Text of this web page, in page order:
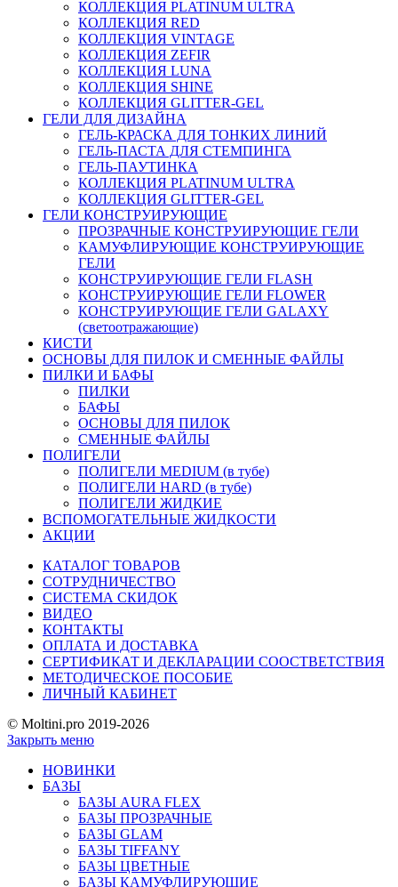
КОЛЛЕКЦИЯ PLATINUM ULTRA
КОЛЛЕКЦИЯ RED
КОЛЛЕКЦИЯ VINTAGE
КОЛЛЕКЦИЯ ZEFIR
КОЛЛЕКЦИЯ LUNA
КОЛЛЕКЦИЯ SHINE
КОЛЛЕКЦИЯ GLITTER-GEL
ГЕЛИ ДЛЯ ДИЗАЙНА
ГЕЛЬ-КРАСКА ДЛЯ ТОНКИХ ЛИНИЙ
ГЕЛЬ-ПАСТА ДЛЯ СТЕМПИНГА
ГЕЛЬ-ПАУТИНКА
КОЛЛЕКЦИЯ PLATINUM ULTRA
КОЛЛЕКЦИЯ GLITTER-GEL
ГЕЛИ КОНСТРУИРУЮЩИЕ
ПРОЗРАЧНЫЕ КОНСТРУИРУЮЩИЕ ГЕЛИ
КАМУФЛИРУЮЩИЕ КОНСТРУИРУЮЩИЕ
ГЕЛИ
КОНСТРУИРУЮЩИЕ ГЕЛИ FLASH
КОНСТРУИРУЮЩИЕ ГЕЛИ FLOWER
КОНСТРУИРУЮЩИЕ ГЕЛИ GALAXY
(светоотражающие)
КИСТИ
ОСНОВЫ ДЛЯ ПИЛОК И СМЕННЫЕ ФАЙЛЫ
ПИЛКИ И БАФЫ
ПИЛКИ
БАФЫ
ОСНОВЫ ДЛЯ ПИЛОК
СМЕННЫЕ ФАЙЛЫ
ПОЛИГЕЛИ
ПОЛИГЕЛИ MEDIUM (в тубе)
ПОЛИГЕЛИ HARD (в тубе)
ПОЛИГЕЛИ ЖИДКИЕ
ВСПОМОГАТЕЛЬНЫЕ ЖИДКОСТИ
АКЦИИ
КАТАЛОГ ТОВАРОВ
СОТРУДНИЧЕСТВО
СИСТЕМА СКИДОК
ВИДЕО
КОНТАКТЫ
ОПЛАТА И ДОСТАВКА
СЕРТИФИКАТ И ДЕКЛАРАЦИИ СООСТВЕТСТВИЯ
МЕТОДИЧЕСКОЕ ПОСОБИЕ
ЛИЧНЫЙ КАБИНЕТ
© Moltini.pro 2019-2026
Закрыть меню
НОВИНКИ
БАЗЫ
БАЗЫ AURA FLEX
БАЗЫ ПРОЗРАЧНЫЕ
БАЗЫ GLAM
БАЗЫ TIFFANY
БАЗЫ ЦВЕТНЫЕ
БАЗЫ КАМУФЛИРУЮЩИЕ